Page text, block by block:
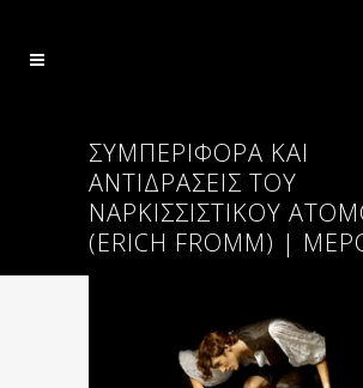
ΣΥΜΠΕΡΙΦΟΡΆ ΚΑΙ
ΑΝΤΙΔΡΆΣΕΙΣ ΤΟΥ
ΝΑΡΚΙΣΣΙΣΤΙΚΟΎ
(ERICH FROMM) |